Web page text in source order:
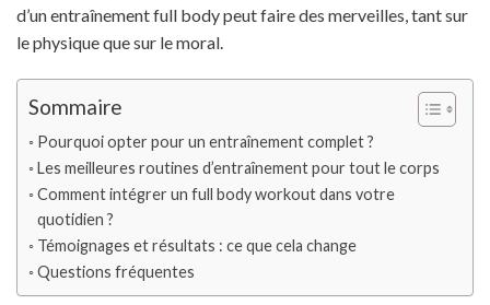
d’un entraînement full body peut faire des merveilles, tant sur
le physique que sur le moral.
Sommaire
Pourquoi opter pour un entraînement complet ?
Les meilleures routines d’entraînement pour tout le corps
Comment intégrer un full body workout dans votre
quotidien ?
Témoignages et résultats : ce que cela change
Questions fréquentes